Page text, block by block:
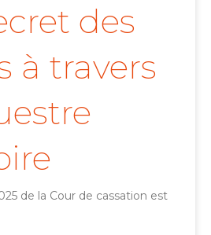
des
à travers
de la Cour de cassation est